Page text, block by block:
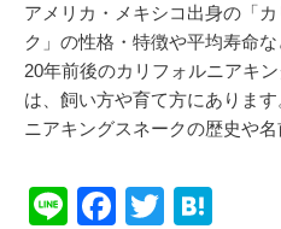
アメリカ・メキシコ出身の「
ク」の性格・特徴や平均寿命
20年前後のカリフォルニアキ
は、飼い方や育て方にありま
ニアキングスネークの歴史や
Li
F
T